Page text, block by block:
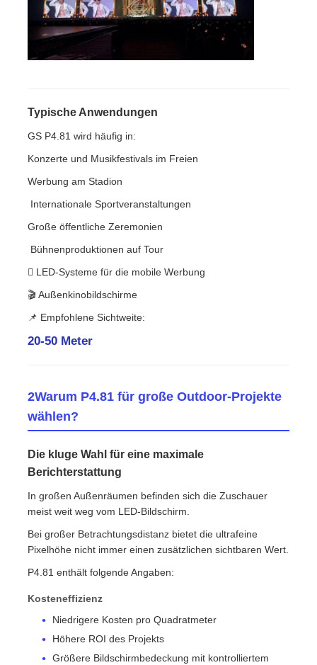
SMD LED-Bildschirm
Typische Anwendungen
GS P4.81 wird häufig in:
Konzerte und Musikfestivals im Freien
Werbung am Stadion
️ Internationale Sportveranstaltungen
Große öffentliche Zeremonien
️ Bühnenproduktionen auf Tour
 LED-Systeme für die mobile Werbung
🎬 Außenkinobildschirme
📌 Empfohlene Sichtweite:
20-50 Meter
2Warum P4.81 für große Outdoor-Projekte
wählen?
Die kluge Wahl für eine maximale
Berichterstattung
In großen Außenräumen befinden sich die Zuschauer
meist weit weg vom LED-Bildschirm.
Bei großer Betrachtungsdistanz bietet die ultrafeine
Pixelhöhe nicht immer einen zusätzlichen sichtbaren Wert.
P4.81 enthält folgende Angaben:
Kosteneffizienz
Niedrigere Kosten pro Quadratmeter
Höhere ROI des Projekts
Größere Bildschirmbedeckung mit kontrolliertem